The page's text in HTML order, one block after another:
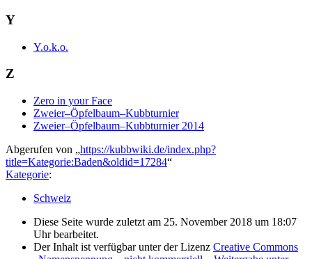
Y
Y.o.k.o.
Z
Zero in your Face
Zweier–Öpfelbaum–Kubbturnier
Zweier–Öpfelbaum–Kubbturnier 2014
Abgerufen von „https://kubbwiki.de/index.php?
title=Kategorie:Baden&oldid=17284“
Kategorie:
Schweiz
Diese Seite wurde zuletzt am 25. November 2018 um 18:07
Uhr bearbeitet.
Der Inhalt ist verfügbar unter der Lizenz Creative Commons